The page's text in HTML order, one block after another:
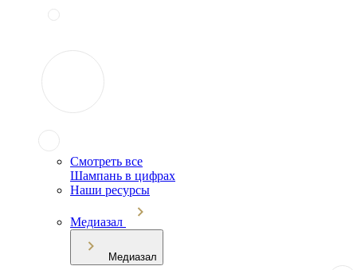
Смотреть все
Шампань в цифрах
Наши ресурсы
Медиазал
Медиазал